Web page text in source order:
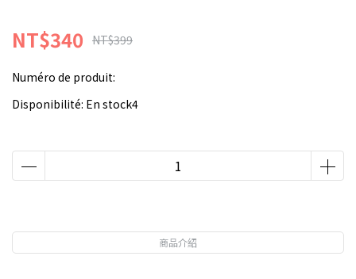
NT$340 NT$399
Numéro de produit:
Disponibilité: En stock4
商品介紹